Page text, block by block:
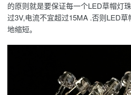
的原则就是要保证每一个LED草帽灯
过3V,电流不宜超过15MA .否则LED
地缩短。